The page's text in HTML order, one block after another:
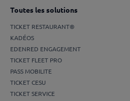
Toutes les solutions
TICKET RESTAURANT®
KADÉOS
EDENRED ENGAGEMENT
TICKET FLEET PRO
PASS MOBILITE
TICKET CESU
TICKET SERVICE